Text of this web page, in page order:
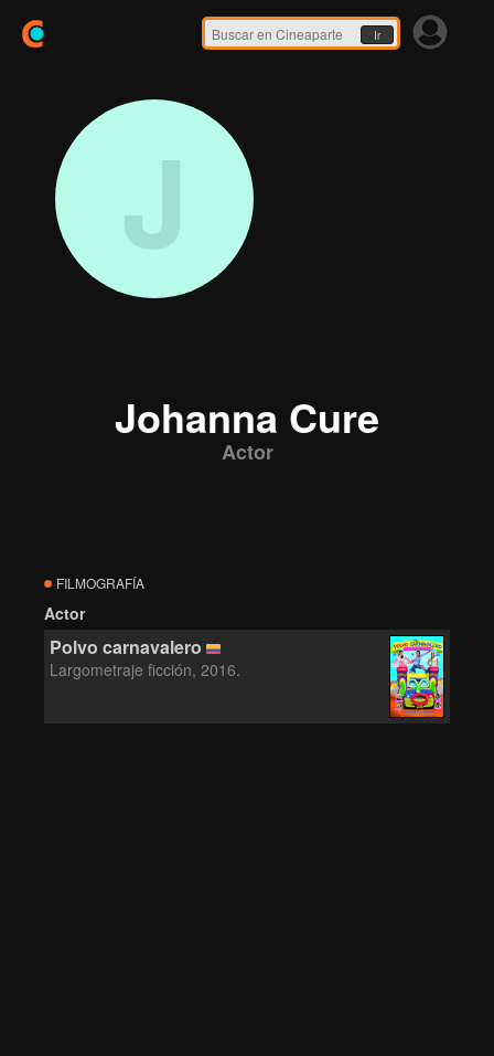
Ir
J
Johanna Cure
Actor
FILMOGRAFÍA
Actor
Polvo carnavalero
Largometraje ficción, 2016.